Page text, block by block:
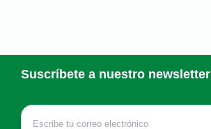
Suscríbete a nuestro newsletter